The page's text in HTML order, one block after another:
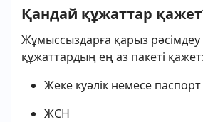
Қандай құжаттар
Жұмыссыздарға қарыз рәсімдеу
құжаттардың ең аз пакеті қажет:
Жеке куәлік немесе паспорт
ЖСН